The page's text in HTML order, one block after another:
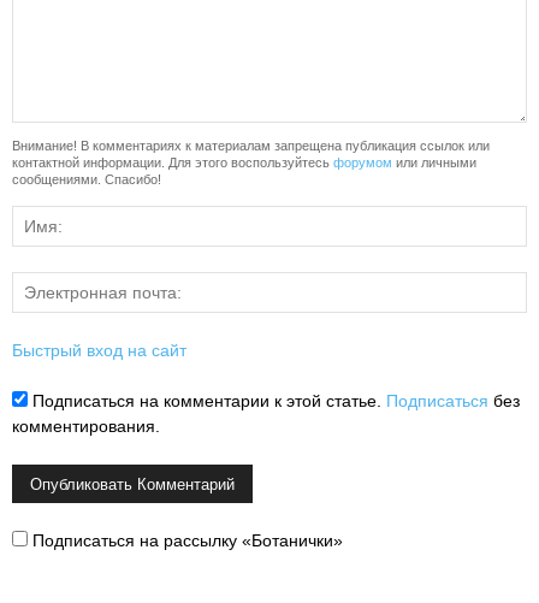
Внимание! В комментариях к материалам запрещена публикация ссылок или
контактной информации. Для этого воспользуйтесь форумом или личными
сообщениями. Спасибо!
Быстрый вход на сайт
Подписаться на комментарии к этой статье. Подписаться без
комментирования.
Подписаться на рассылку «Ботанички»